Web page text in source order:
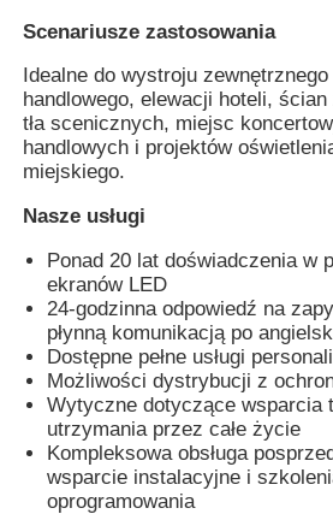
Scenariusze zastosowania
Idealne do wystroju
handlowego, elewacji hoteli, ścian
tła scenicznych, miejsc
handlowych i projektów
miejskiego.
Nasze usługi
Ponad 20 lat doświadczenia w
ekranów LED
24-godzinna odpowiedź na
płynną komunikacją po
Dostępne pełne usługi
Możliwości dystrybucji z
Wytyczne dotyczące wsparcia
utrzymania przez całe życie
Kompleksowa obsługa
wsparcie instalacyjne i
oprogramowania